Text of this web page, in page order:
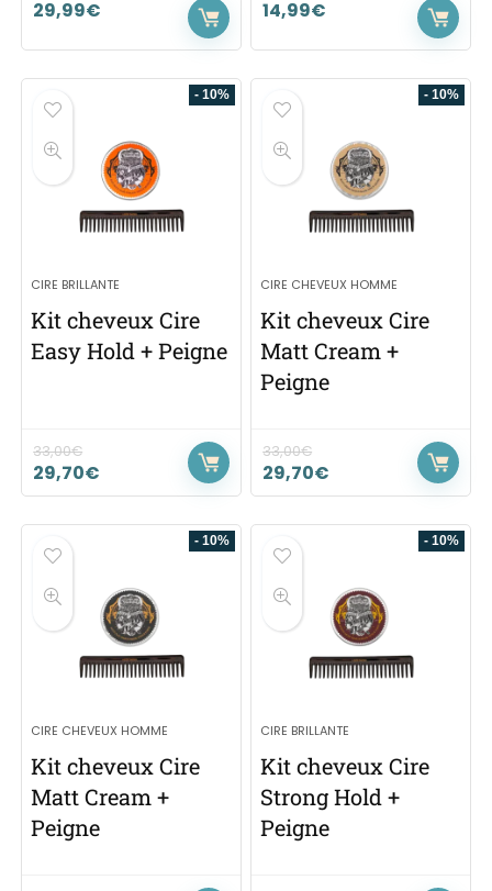
29,99€ 14,99€
- 10%
CIRE BRILLANTE
Kit cheveux Cire
Easy Hold + Peigne
33,00€
29,70€
- 10%
CIRE CHEVEUX HOMME
Kit cheveux Cire
Matt Cream +
Peigne
33,00€
29,70€
- 10%
CIRE CHEVEUX HOMME
Kit cheveux Cire
Matt Cream +
Peigne
- 10%
CIRE BRILLANTE
Kit cheveux Cire
Strong Hold +
Peigne